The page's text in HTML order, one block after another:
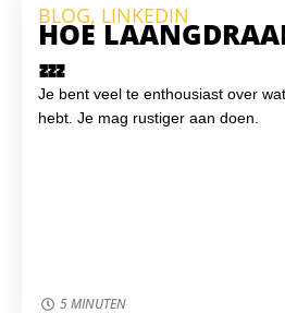
BLOG, LINKEDIN
HOE
💤
Je bent veel te enthousiast over
hebt. Je mag rustiger aan doen.
5 MINUTEN